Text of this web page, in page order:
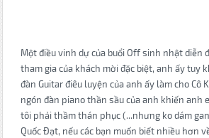
Một điều vinh dự của buổi Off sinh nhật diễn
tham gia của khách mời đặc biệt, anh ấy tuy
đàn Guitar điêu luyện của anh ấy làm cho Cô
ngón đàn piano thần sầu của anh khiến anh
tôi phải thầm thán phục (...nhưng ko dám
Quốc Đạt, nếu các bạn muốn biết nhiều hơn